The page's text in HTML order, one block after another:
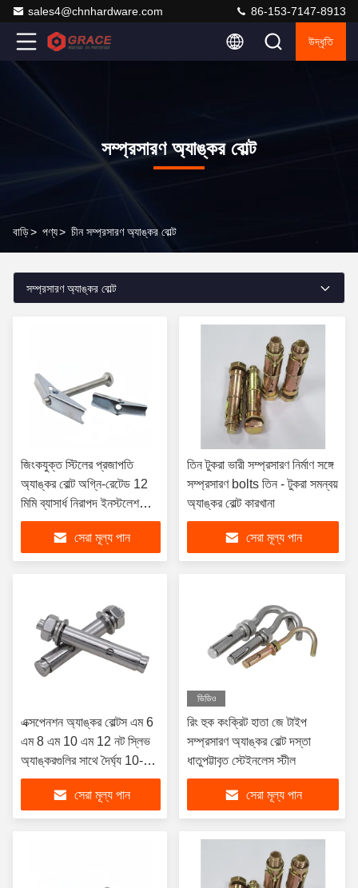
sales4@chnhardware.com 86-153-7147-8913
উদ্ধৃতি
সম্প্রসারণ অ্যাঙ্কর বোল্ট
বাড়ি> পণ্য> চীন সম্প্রসারণ অ্যাঙ্কর বোল্ট
সম্প্রসারণ অ্যাঙ্কর বোল্ট
জিংকযুক্ত স্টিলের প্রজাপতি
অ্যাঙ্কর বোল্ট অগ্নি-রেটেড 12
মিমি ব্যাসার্ধ নিরাপদ ইনস্টলেশনের
জন্য ডিআইএন স্ট্যান্ডার্ড ইঞ্চি এবং
মেট্রিক সিস্টেমসেরা মূল্য পান
তিন টুকরা ভারী সম্প্রসারণ নির্মাণ সঙ্গে
সম্প্রসারণ bolts তিন - টুকরা সমন্বয়
অ্যাঙ্কর বোল্ট কারখানা
সেরা মূল্য পান
এক্সপেনশন অ্যাঙ্কর বোল্টস এম 6
এম 8 এম 10 এম 12 নট স্লিভ
অ্যাঙ্করগুলির সাথে দৈর্ঘ্য 10-
100 মিমি এম 5-এম 64
সেরা মূল্য পান
ভিডিও
রিং হুক কংক্রিট হাতা জে টাইপ
সম্প্রসারণ অ্যাঙ্কর বোল্ট দস্তা
ধাতুপট্টাবৃত স্টেইনলেস স্টীল
সেরা মূল্য পান